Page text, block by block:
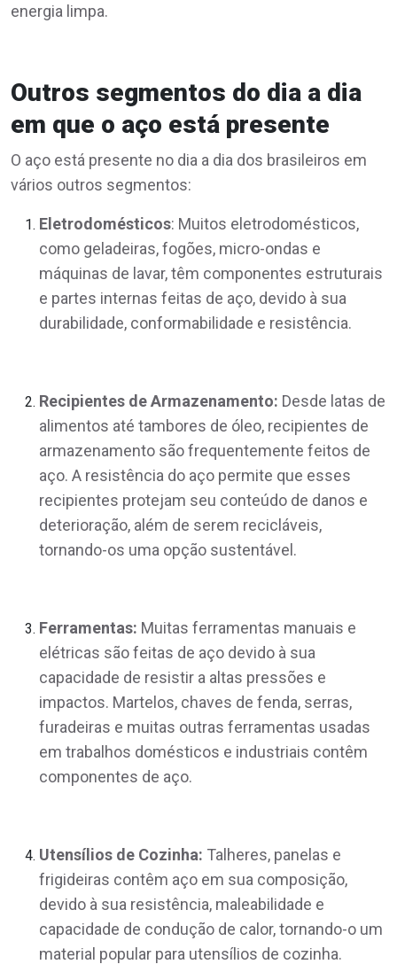
energia limpa.
Outros segmentos do dia a dia
em que o aço está presente
O aço está presente no dia a dia dos brasileiros em
vários outros segmentos:
Eletrodomésticos: Muitos eletrodomésticos,
como geladeiras, fogões, micro-ondas e
máquinas de lavar, têm componentes estruturais
e partes internas feitas de aço, devido à sua
durabilidade, conformabilidade e resistência.
Recipientes de Armazenamento: Desde latas de
alimentos até tambores de óleo, recipientes de
armazenamento são frequentemente feitos de
aço. A resistência do aço permite que esses
recipientes protejam seu conteúdo de danos e
deterioração, além de serem recicláveis,
tornando-os uma opção sustentável.
Ferramentas: Muitas ferramentas manuais e
elétricas são feitas de aço devido à sua
capacidade de resistir a altas pressões e
impactos. Martelos, chaves de fenda, serras,
furadeiras e muitas outras ferramentas usadas
em trabalhos domésticos e industriais contêm
componentes de aço.
Utensílios de Cozinha: Talheres, panelas e
frigideiras contêm aço em sua composição,
devido à sua resistência, maleabilidade e
capacidade de condução de calor, tornando-o um
material popular para utensílios de cozinha.